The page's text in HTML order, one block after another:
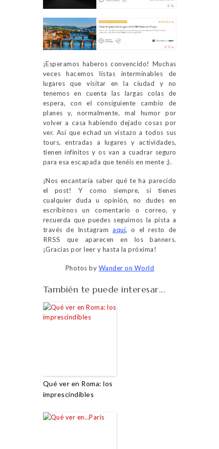
¡Esperamos haberos convencido! Muchas
veces hacemos listas interminables de
lugares que visitar en la ciudad y no
tenemos en cuenta las largas colas de
espera, con el consiguiente cambio de
planes y, normalmente, mal humor por
volver a casa habiendo dejado cosas por
ver. Así que echad un vistazo a todos sus
tours, entradas a lugares y actividades,
tienen infinitos y os van a cuadrar seguro
para esa escapada que tenéis en mente ;).
¡Nos encantaría saber qué te ha parecido
el post! Y como siempre, si tienes
cualquier duda u opinión, no dudes en
escribirnos un comentario o correo, y
recuerda que puedes seguirnos la pista a
través de Instagramaquí, o el resto de
RRSS que aparecen en los banners.
¡Gracias por leer y hasta la próxima!
Photos by Wander on World
También te puede interesar...
Qué ver en Roma: los
imprescindibles